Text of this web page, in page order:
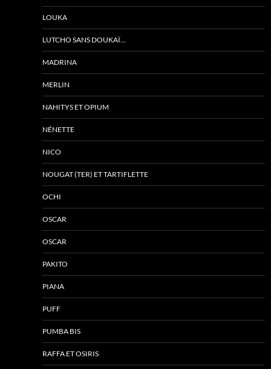
LOUKA
LUTCHO SANS DOUKAÏ…
MADRINA
MERLIN
NAHITYS ET OPIUM
NÉNETTE
NICO
NOUGAT (TER) ET TARTIFLETTE
OCHI
OSCAR
OSCAR
PAKITO
PIANA
PUFF
PUMBA BIS
RAFFA ET OSIRIS